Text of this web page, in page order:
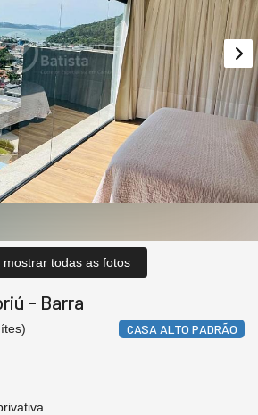
mostrar todas as fotos
- Barra
CASA ALTO PADRÃO